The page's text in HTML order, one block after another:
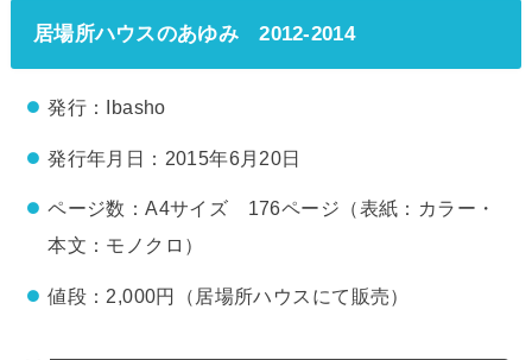
居場所ハウスのあゆみ 2012-2014
発行：Ibasho
発行年月日：2015年6月20日
ページ数：A4サイズ 176ページ（表紙：カラー・
本文：モノクロ）
値段：2,000円（居場所ハウスにて販売）